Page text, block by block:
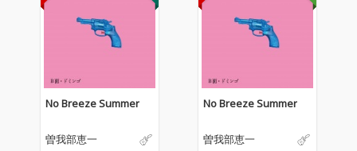
No Breeze Summer
曽我部恵一
No Breeze Summer
曽我部恵一